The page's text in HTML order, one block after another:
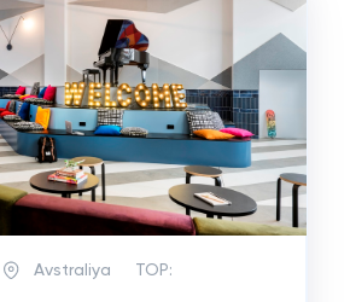
Avstraliya TOP: